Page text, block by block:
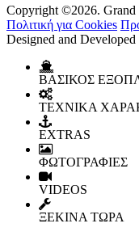
Copyright ©2026. Grand
Πολιτική για Cookies
Designed and Developed
ΒΑΣΙΚΟΣ
ΤΕΧΝΙΚΑ
EXTRAS
ΦΩΤΟΓΡΑΦΙΕΣ
VIDEOS
ΞΕΚΙΝΑ ΤΩΡΑ